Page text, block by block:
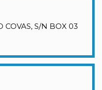
COVAS, S/N BOX 03